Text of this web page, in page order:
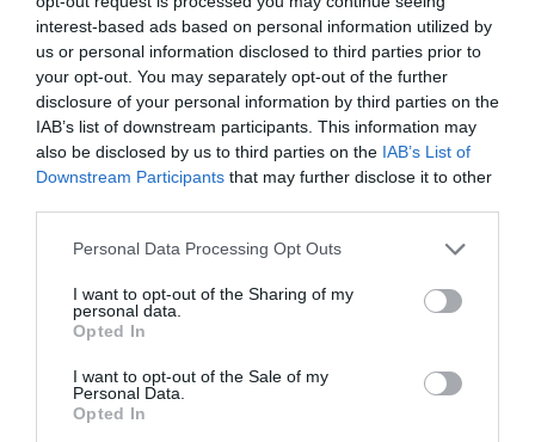
interest-based ads based on personal information utilized by
us or personal information disclosed to third parties prior to
your opt-out. You may separately opt-out of the further
disclosure of your personal information by third parties on the
IAB’s list of downstream participants. This information may
also be disclosed by us to third parties on the IAB’s List of
Downstream Participants that may further disclose it to other
Please note that this website/app uses one or more Google
not limited to your visit or usage behaviour. You may click to
grant or deny consent to Google and its third-party tags to
use your data for below specified purposes in below Google
consent section.
Personal Data Processing Opt Outs
I want to opt-out of the Sharing of my
personal data.
Opted In
I want to opt-out of the Sale of my
Personal Data.
Opted In
Így gyűjtesz nyugdíjra, egészségre? Jó hírünk van